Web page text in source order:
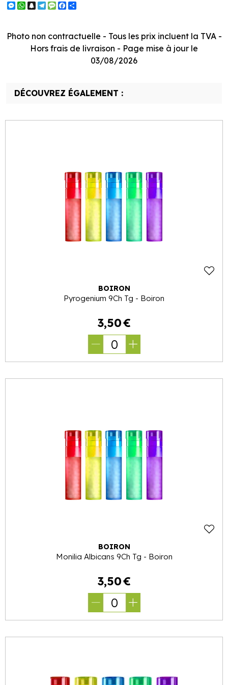
Messenger
WhatsApp
Snapchat
Telegram
Message
Facebook
Photo non contractuelle - Tous les prix incluent la TVA -
Hors frais de livraison - Page mise à jour le
03/08/2026
DÉCOUVREZ ÉGALEMENT :
BOIRON
Pyrogenium 9Ch Tg - Boiron
3,50€
0
BOIRON
Monilia Albicans 9Ch Tg - Boiron
3,50€
0